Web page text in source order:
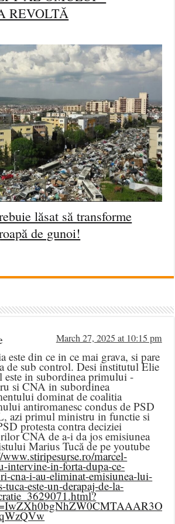
REVOLTĂ
lăsat să transforme
de gunoi!
March 27, 2025 at 10:15 pm
este din ce in ce mai grava, si pare
de sub control. Desi institutul Elie
este in subordinea primului -
si CNA in subordinea
dominat de coalitia
antiromanesc condus de PSD
azi primul ministru in functie si
protesta contra deciziei
CNA de a-i da jos emisiunea
Marius Tucă de pe youtube
marcel-
intervine-in-forta-dupa-ce-
cna-i-au-eliminat-emisiunea-lui-
tuca-este-un-derapaj-de-la-